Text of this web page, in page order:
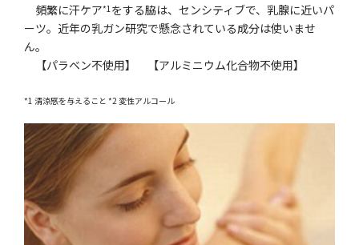
頻繁に汗ケア*1 をする脇は、センシティブで、乳腺に近いパ
ーツ。近年の乳ガン研究で懸念されている成分は使いませ
ん。
【パラベン不使用】 【アルミニウム化合物不使用】
*1 清涼感を与えること *2 変性アルコール